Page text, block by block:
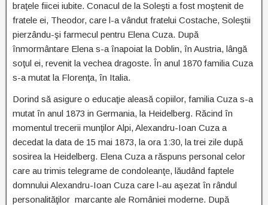
braţele fiicei iubite. Conacul de la Soleşti a fost moştenit de
fratele ei, Theodor, care l-a vândut fratelui Costache, Soleştii
pierzându-şi farmecul pentru Elena Cuza. După
înmormântare Elena s-a înapoiat la Doblin, în Austria, lângă
soţul ei, revenit la vechea dragoste. În anul 1870 familia Cuza
s-a mutat la Florenţa, în Italia.
Dorind să asigure o educaţie aleasă copiilor, familia Cuza s-a
mutat în anul 1873 in Germania, la Heidelberg. Răcind în
momentul trecerii munţilor Alpi, Alexandru-Ioan Cuza a
decedat la data de 15 mai 1873, la ora 1:30, la trei zile după
sosirea la Heidelberg. Elena Cuza a răspuns personal celor
care au trimis telegrame de condoleanţe, lăudând faptele
domnului Alexandru-Ioan Cuza care l-au aşezat în rândul
personalităţilor marcante ale României moderne. După